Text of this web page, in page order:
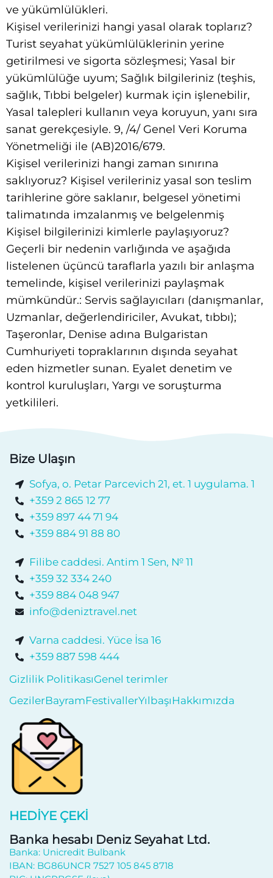
ve yükümlülükleri.
Kişisel verilerinizi hangi yasal olarak toplarız?
Turist seyahat yükümlülüklerinin yerine
getirilmesi ve sigorta sözleşmesi; Yasal bir
yükümlülüğe uyum; Sağlık bilgileriniz (teşhis,
sağlık, Tıbbi belgeler) kurmak için işlenebilir,
Yasal talepleri kullanın veya koruyun, yanı sıra
sanat gerekçesiyle. 9, /4/ Genel Veri Koruma
Yönetmeliği ile (AB)2016/679.
Kişisel verilerinizi hangi zaman sınırına
saklıyoruz? Kişisel verileriniz yasal son teslim
tarihlerine göre saklanır, belgesel yönetimi
talimatında imzalanmış ve belgelenmiş
Kişisel bilgilerinizi kimlerle paylaşıyoruz?
Geçerli bir nedenin varlığında ve aşağıda
listelenen üçüncü taraflarla yazılı bir anlaşma
temelinde, kişisel verilerinizi paylaşmak
mümkündür.: Servis sağlayıcıları (danışmanlar,
Uzmanlar, değerlendiriciler, Avukat, tıbbı);
Taşeronlar, Denise adına Bulgaristan
Cumhuriyeti topraklarının dışında seyahat
eden hizmetler sunan. Eyalet denetim ve
kontrol kuruluşları, Yargı ve soruşturma
yetkilileri.
Bize Ulaşın
Sofya, o. Petar Parcevich 21, et. 1 uygulama. 1
+359 2 865 12 77
+359 897 44 71 94
+359 884 91 88 80
Filibe caddesi. Antim 1 Sen, № 11
+359 32 334 240
+359 884 048 947
info@deniztravel.net
Varna caddesi. Yüce İsa 16
+359 887 598 444
Gizlilik PolitikasıGenel terimler
GezilerBayramFestivallerYılbaşı Hakkımızda
HEDIYE ÇEKI
Banka hesabı Deniz Seyahat Ltd.
Banka: Unicredit Bulbank
IBAN: BG86UNCR 7527 105 845 8718